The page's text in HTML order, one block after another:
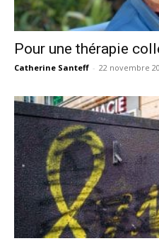
Pour une thérapie
Catherine Santeff - 22 novembre